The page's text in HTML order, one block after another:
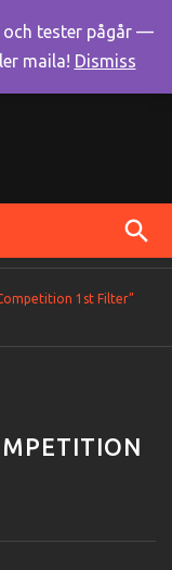
1st Filter”
och tester pågår —
maila! Dismiss